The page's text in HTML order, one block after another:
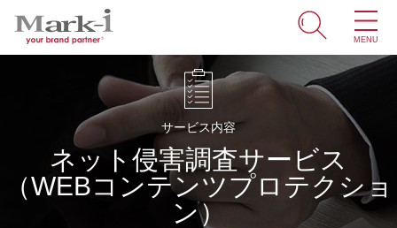
MENU
取引事例
商標・ブランドの豆知識
サービス内容
ネット侵害調査サービス
（WEBコンテンツプロテクショ
ン）